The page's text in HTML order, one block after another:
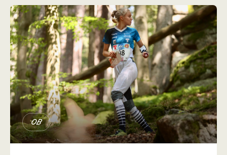
OB